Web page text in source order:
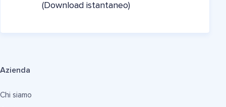
(Download istantaneo)
Azienda
Chi siamo